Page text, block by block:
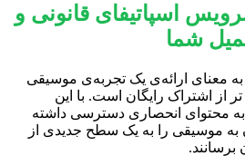
اسپاتیفای قانونی و
شما
به معنای ارائه‌ی یک تجربه‌ی موسیقی
از اشتراک رایگان است. با این
به محتوای انحصاری دسترسی داشته
به موسیقی را به یک سطح جدیدی از